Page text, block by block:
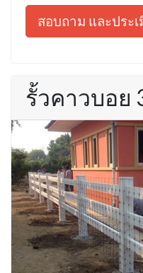
สอบถาม และประ
รั้วคาวบอย